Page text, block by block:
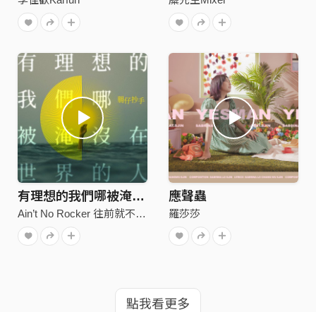
有理想的我們哪被淹沒在世界的人（海人） [Demo]
Ain’t No Rocker 往前就不會變石頭
應聲蟲
羅莎莎
點我看更多